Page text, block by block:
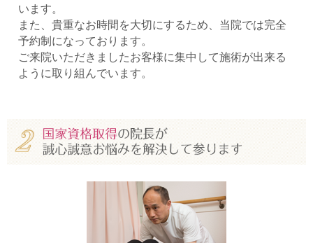
います。
また、貴重なお時間を大切にするため、当院では完全
予約制になっております。
ご来院いただきましたお客様に集中して施術が出来る
ように取り組んでいます。